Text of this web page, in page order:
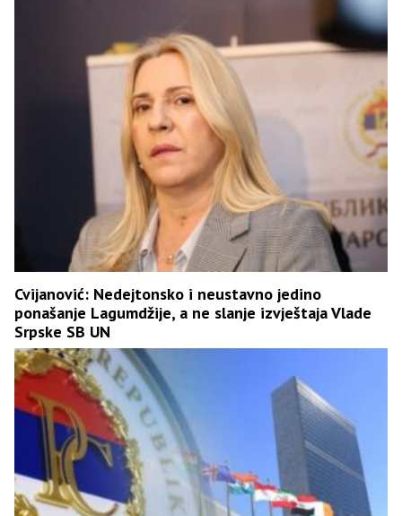
Cvijanović: Nedejtonsko i neustavno jedino
ponašanje Lagumdžije, a ne slanje izvještaja Vlade
Srpske SB UN